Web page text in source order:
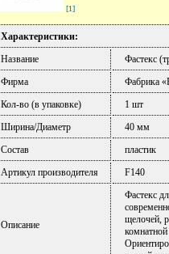
[1]
Характеристики:
Название
Фастекс
Фирма
Фабрика
Кол-во (в упаковке)
1 шт
Ширина/Диаметр
40 мм
Состав
пластик
Артикул производителя
F140
Описание
Фастекс
щелочей,